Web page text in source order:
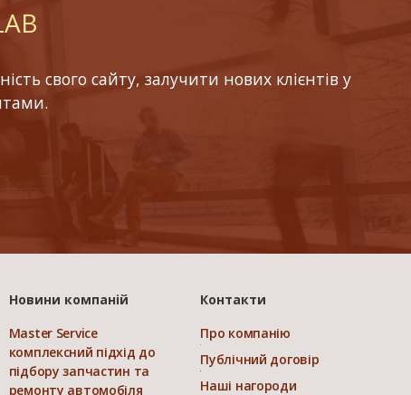
свого сайту, залучити нових клієнтів у
Новини компаній
Master Service
комплексний підхід до
підбору запчастин та
ремонту автомобіля
Контакти
Про компанію
Публічний договір
Наші нагороди